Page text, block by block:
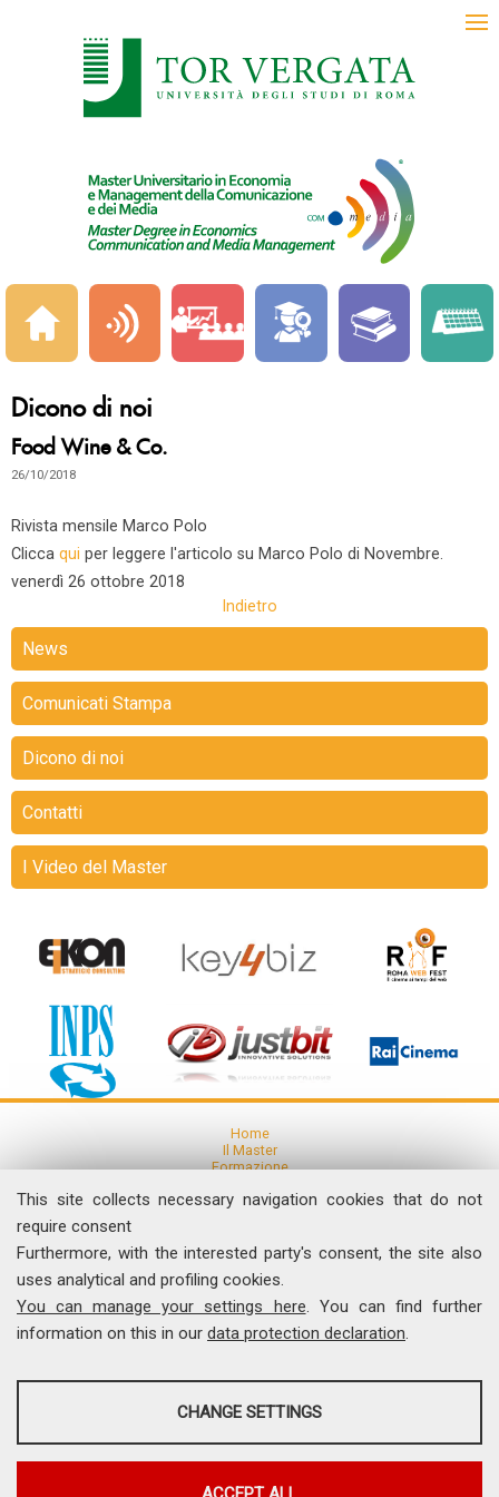
This site collects necessary navigation cookies that do not
require consent
Furthermore, with the interested party's consent, the site also
uses analytical and profiling cookies.
You can manage your settings here. You can find further
information on this in our data protection declaration.
ANALYSES
CHANGE SETTINGS
Dicono di noi
Food Wine & Co.
26/10/2018
Rivista mensile Marco Polo
Clicca qui per leggere l'articolo su Marco Polo di Novembre.
venerdì 26 ottobre 2018
Indietro
News
Comunicati Stampa
Dicono di noi
Contatti
I Video del Master
Home
Il Master
Formazione
Articoli e Pubblicazioni
News
Dicono di noi
Contatti
I Video del Master
Facoltà di Economia, Via Columbia, 2 - 00133 Roma
comunicamedia@economia.uniroma2.it
Master Universitario in Economia e Management della Comunicazione e dei